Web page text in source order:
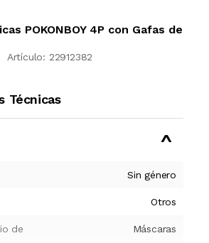
POKONBOY 4P con Gafas de
Artículo: 22912382
Técnicas
Sin género
Otros
de
Máscaras